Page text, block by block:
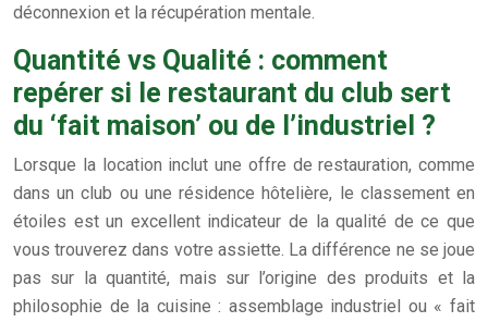
déconnexion et la récupération mentale.
Quantité vs Qualité : comment
repérer si le restaurant du club sert
du ‘fait maison’ ou de l’industriel ?
Lorsque la location inclut une offre de restauration, comme
dans un club ou une résidence hôtelière, le classement en
étoiles est un excellent indicateur de la qualité de ce que
vous trouverez dans votre assiette. La différence ne se joue
pas sur la quantité, mais sur l’origine des produits et la
philosophie de la cuisine : assemblage industriel ou « fait